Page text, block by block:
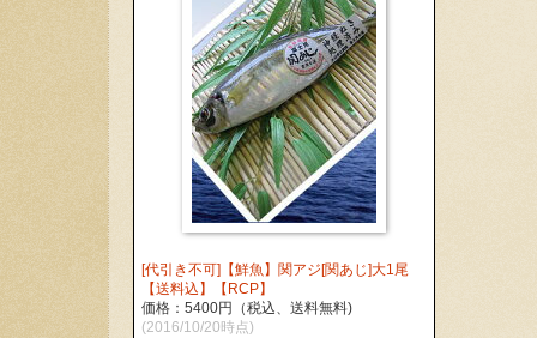
[代引き不可]【鮮魚】関アジ[関あじ]大1尾
【送料込】【RCP】
価格：5400円（税込、送料無料)
(2016/10/20時点)